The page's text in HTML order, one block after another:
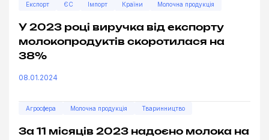
Експорт ЄС Імпорт Країни Молочна продукція
У 2023 році виручка від експорту
молокопродуктів скоротилася на
38%
08.01.2024
Агросфера Молочна продукція Тваринництво
За 11 місяців 2023 надоєно молока на